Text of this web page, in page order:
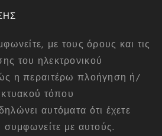
με τους όρους και τις
του ηλεκτρονικού
η περαιτέρω πλοήγηση ή/
τόπου
αυτόματα ότι έχετε
συμφωνείτε με αυτούς.